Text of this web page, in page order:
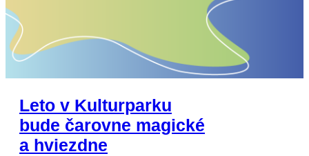
Leto v Kulturparku
bude čarovne magické
a hviezdne